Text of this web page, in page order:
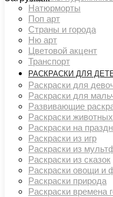
Натюрморты
Поп арт
Страны и города
Ню арт
Цветовой акцент
Транспорт
РАСКРАСКИ ДЛЯ
Раскраски для
Раскраски для
Развивающие
Раскраски животных
Раскраски на
Раскраски из игр
Раскраски из
Раскраски из сказок
Раскраски овощи и
Раскраски природа
Раскраски времена